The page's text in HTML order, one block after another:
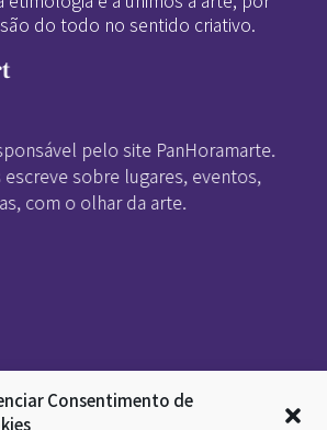
Consentimento de
do todo no sentido criativo.
pelo site PanHoramarte.
escreve sobre lugares, eventos,
com o olhar da arte.